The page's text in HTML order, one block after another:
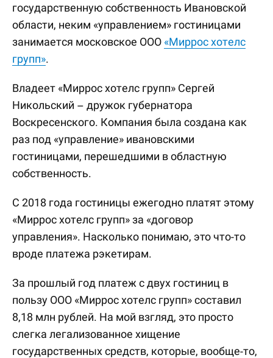
государственную собственность Ивановской
области, неким «управлением» гостиницами
занимается московское ООО «Миррос хотелс
групп».
Владеет «Миррос хотелс групп» Сергей
Никольский – дружок губернатора
Воскресенского. Компания была создана как
раз под «управление» ивановскими
гостиницами, перешедшими в областную
собственность.
С 2018 года гостиницы ежегодно платят этому
«Миррос хотелс групп» за «договор
управления». Насколько понимаю, это что-то
вроде платежа рэкетирам.
За прошлый год платеж с двух гостиниц в
пользу ООО «Миррос хотелс групп» составил
8,18 млн рублей. На мой взгляд, это просто
слегка легализованное хищение
государственных средств, которые, вообще-то,